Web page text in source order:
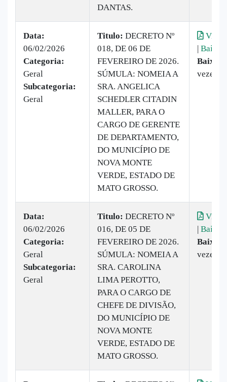
DANTAS.
Data:
06/02/2026
Categoria:
Geral
Subcategoria:
Geral
Titulo: DECRETO Nº
018, DE 06 DE
FEVEREIRO DE 2026.
SÚMULA: NOMEIA A
SRA. ANGELICA
SCHEDLER CITADIN
MALLER, PARA O
CARGO DE GERENTE
DE DEPARTAMENTO,
DO MUNICÍPIO DE
NOVA MONTE
VERDE, ESTADO DE
MATO GROSSO.
| Baixar
vezes
Data:
06/02/2026
Categoria:
Geral
Subcategoria:
Geral
Titulo: DECRETO Nº
016, DE 05 DE
FEVEREIRO DE 2026.
SÚMULA: NOMEIA A
SRA. CAROLINA
LIMA PEROTTO,
PARA O CARGO DE
CHEFE DE DIVISÃO,
DO MUNICÍPIO DE
NOVA MONTE
VERDE, ESTADO DE
MATO GROSSO.
| Baixar
vezes